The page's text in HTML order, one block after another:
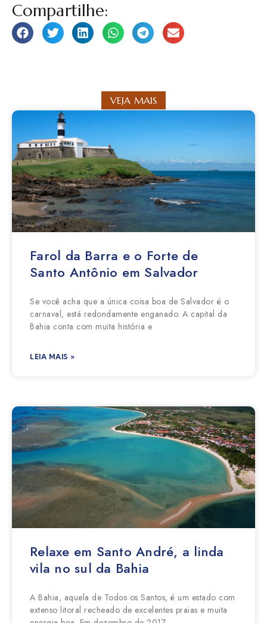
Compartilhe:
VEJA MAIS
Farol da Barra e o Forte de
Santo Antônio em Salvador
Se você acha que a única coisa boa de Salvador é o
carnaval, está redondamente enganado. A capital da
Bahia conta com muita história e
LEIA MAIS »
Relaxe em Santo André, a linda
vila no sul da Bahia
A Bahia, aquela de Todos os Santos, é um estado com
extenso litoral recheado de excelentes praias e muita